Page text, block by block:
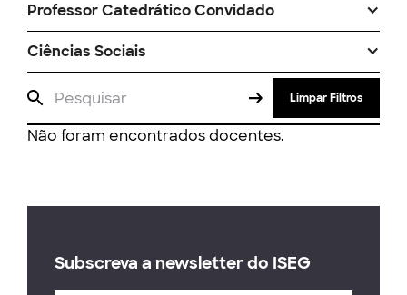
Professor Catedrático Convidado
Ciências Sociais
Limpar Filtros
Não foram encontrados docentes.
Subscreva a newsletter do ISEG